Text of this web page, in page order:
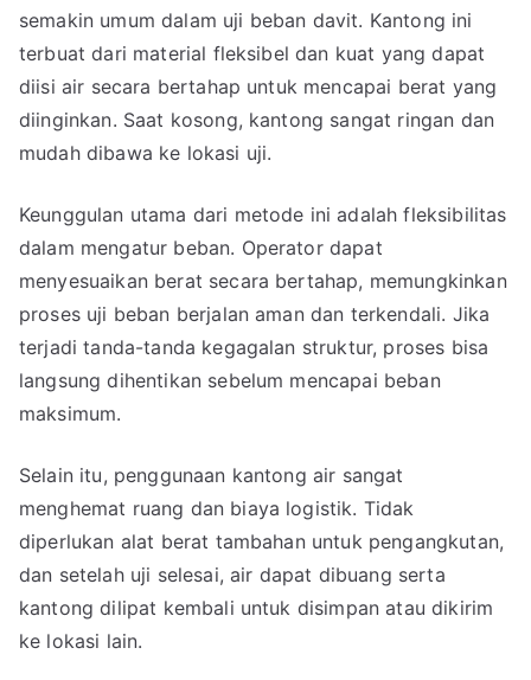
semakin umum dalam uji beban davit. Kantong ini
terbuat dari material fleksibel dan kuat yang dapat
diisi air secara bertahap untuk mencapai berat yang
diinginkan. Saat kosong, kantong sangat ringan dan
mudah dibawa ke lokasi uji.
Keunggulan utama dari metode ini adalah fleksibilitas
dalam mengatur beban. Operator dapat
menyesuaikan berat secara bertahap, memungkinkan
proses uji beban berjalan aman dan terkendali. Jika
terjadi tanda-tanda kegagalan struktur, proses bisa
langsung dihentikan sebelum mencapai beban
maksimum.
Selain itu, penggunaan kantong air sangat
menghemat ruang dan biaya logistik. Tidak
diperlukan alat berat tambahan untuk pengangkutan,
dan setelah uji selesai, air dapat dibuang serta
kantong dilipat kembali untuk disimpan atau dikirim
ke lokasi lain.